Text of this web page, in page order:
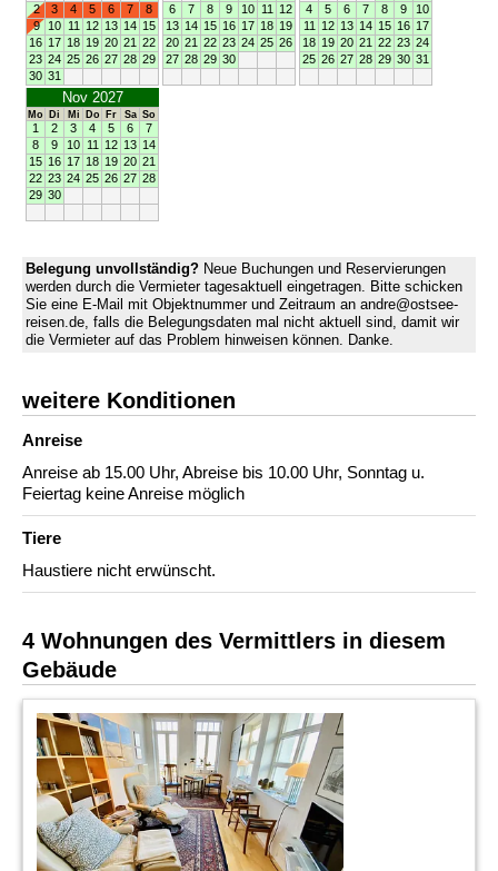
2
3 4 5 6 7
8
9
10 11 12 13 14 15
16 17 18 19 20 21 22
23 24 25 26 27 28 29
30 31
6
7 8 9 10 11
12
13 14 15 16 17 18 19
20 21 22 23 24 25 26
27 28 29 30
4
5 6 7 8 9
10
11
12 13 14 15 16 17
18 19 20 21 22 23 24
25 26 27 28 29 30 31
Nov 2027
Mo Di Mi Do Fr Sa So
1 2 3 4 5 6
7
8
9 10 11 12 13 14
15 16 17 18 19 20 21
22 23 24 25 26 27 28
29 30
Belegung unvollständig? Neue Buchungen und Reservierungen
werden durch die Vermieter tagesaktuell eingetragen. Bitte schicken
Sie eine E-Mail mit Objektnummer und Zeitraum an andre@ostsee-
reisen.de, falls die Belegungsdaten mal nicht aktuell sind, damit wir
die Vermieter auf das Problem hinweisen können. Danke.
weitere Konditionen
Anreise
Anreise ab 15.00 Uhr, Abreise bis 10.00 Uhr, Sonntag u.
Feiertag keine Anreise möglich
Tiere
Haustiere nicht erwünscht.
4 Wohnungen des Vermittlers in diesem
Gebäude